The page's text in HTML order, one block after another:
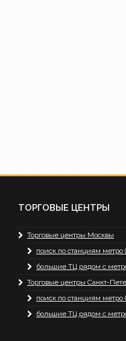
ТОРГОВЫЕ ЦЕНТРЫ
Торговые центры Москвы
поиск по станциям метро
большие ТЦ рядом с
Торговые центры Санкт-
поиск по станциям метро
большие ТЦ рядом с